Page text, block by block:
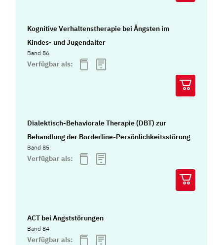
Kognitive Verhaltenstherapie bei Ängsten im
Kindes- und Jugendalter
Band 86
Verfügbar als:
Dialektisch-Behaviorale Therapie (DBT) zur
Behandlung der Borderline-Persönlichkeitsstörung
Band 85
Verfügbar als:
ACT bei Angststörungen
Band 84
Verfügbar als: